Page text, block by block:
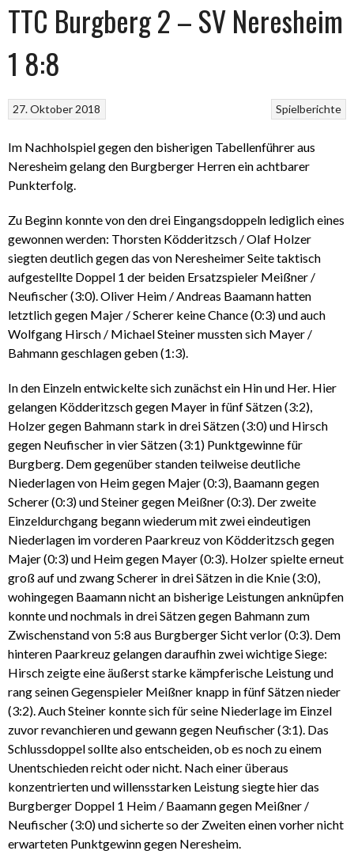
TTC Burgberg 2 – SV Neresheim
1 8:8
Spielberichte
27. Oktober 2018
Im Nachholspiel gegen den bisherigen Tabellenführer aus
Neresheim gelang den Burgberger Herren ein achtbarer
Punkterfolg.
Zu Beginn konnte von den drei Eingangsdoppeln lediglich eines
gewonnen werden: Thorsten Ködderitzsch / Olaf Holzer
siegten deutlich gegen das von Neresheimer Seite taktisch
aufgestellte Doppel 1 der beiden Ersatzspieler Meißner /
Neufischer (3:0). Oliver Heim / Andreas Baamann hatten
letztlich gegen Majer / Scherer keine Chance (0:3) und auch
Wolfgang Hirsch / Michael Steiner mussten sich Mayer /
Bahmann geschlagen geben (1:3).
In den Einzeln entwickelte sich zunächst ein Hin und Her. Hier
gelangen Ködderitzsch gegen Mayer in fünf Sätzen (3:2),
Holzer gegen Bahmann stark in drei Sätzen (3:0) und Hirsch
gegen Neufischer in vier Sätzen (3:1) Punktgewinne für
Burgberg. Dem gegenüber standen teilweise deutliche
Niederlagen von Heim gegen Majer (0:3), Baamann gegen
Scherer (0:3) und Steiner gegen Meißner (0:3). Der zweite
Einzeldurchgang begann wiederum mit zwei eindeutigen
Niederlagen im vorderen Paarkreuz von Ködderitzsch gegen
Majer (0:3) und Heim gegen Mayer (0:3). Holzer spielte erneut
groß auf und zwang Scherer in drei Sätzen in die Knie (3:0),
wohingegen Baamann nicht an bisherige Leistungen anknüpfen
konnte und nochmals in drei Sätzen gegen Bahmann zum
Zwischenstand von 5:8 aus Burgberger Sicht verlor (0:3). Dem
hinteren Paarkreuz gelangen daraufhin zwei wichtige Siege:
Hirsch zeigte eine äußerst starke kämpferische Leistung und
rang seinen Gegenspieler Meißner knapp in fünf Sätzen nieder
(3:2). Auch Steiner konnte sich für seine Niederlage im Einzel
zuvor revanchieren und gewann gegen Neufischer (3:1). Das
Schlussdoppel sollte also entscheiden, ob es noch zu einem
Unentschieden reicht oder nicht. Nach einer überaus
konzentrierten und willensstarken Leistung siegte hier das
Burgberger Doppel 1 Heim / Baamann gegen Meißner /
Neufischer (3:0) und sicherte so der Zweiten einen vorher nicht
erwarteten Punktgewinn gegen Neresheim.